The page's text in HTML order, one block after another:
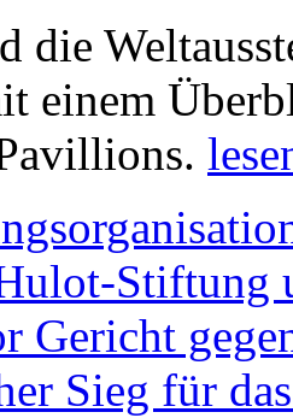
die
einem
Stiftung
Gericht
Sieg für